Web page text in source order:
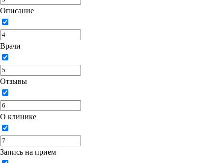
Описание
Врачи
Отзывы
О клинике
Запись на прием